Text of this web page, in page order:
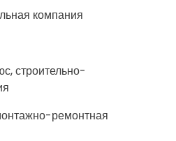
компания
строительно-
ремонтная